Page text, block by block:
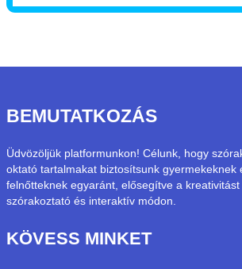
BEMUTATKOZÁS
Üdvözöljük platformunkon! Célunk, hogy
oktató tartalmakat biztosítsunk gyermekeknek
felnőtteknek egyaránt, elősegítve a
szórakoztató és interaktív módon.
KÖVESS MINKET